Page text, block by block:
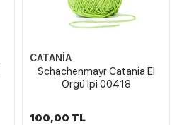
CATANİA
Schachenmayr Catania El
Örgü İpi 00418
100,00 TL